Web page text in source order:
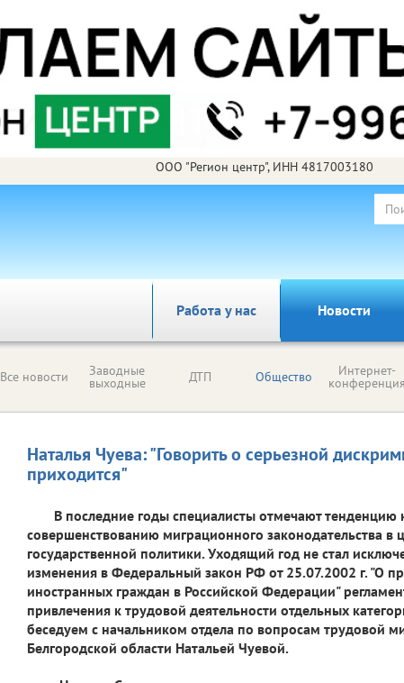
ООО "Регион центр", ИНН 4817003180
Работа у нас Новости
Все новости Заводные
выходные ДТП Общество Интернет-
конференция
Наталья Чуева: "Говорить о серьезной
приходится"
В последние годы специалисты отмечают тенденцию
совершенствованию миграционного законодательства в
государственной политики. Уходящий год не стал
изменения в Федеральный закон РФ от 25.07.2002 г. "О
иностранных граждан в Российской Федерации"
привлечения к трудовой деятельности отдельных
беседуем с начальником отдела по вопросам трудовой
Белгородской области Натальей Чуевой.